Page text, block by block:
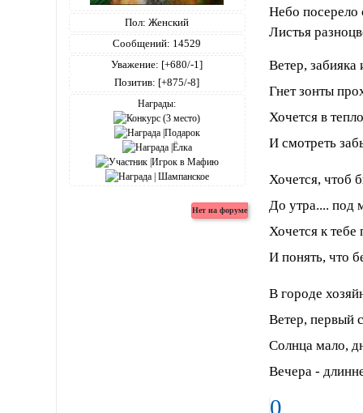
Пол: Женский
Сообщений: 14529
Уважение: [+680/-1]
Позитив: [+875/-8]
Награды:
Небо посерело
Листья
Ветер,
Гнет зонты
Хочется в
И смотреть
Хочется, чтоб
До утра.... под
Хочется к тебе
И понять, что
В городе
Ветер, первый
Солнца мало,
Вечера -
0